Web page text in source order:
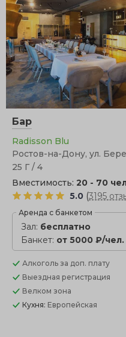
Бар
Radisson Blu
Ростов-на-Дону, ул.
25 Г / 4
Вместимость: 20 - 70
5.0 (3195
Аренда с банкетом
Зал: бесплатно
Банкет: от 5000 ₽/чел.
Алкоголь за доп. плату
Выездная регистрация
Велком зона
Кухня: Европейская